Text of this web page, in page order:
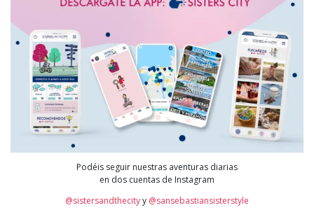
Podéis seguir nuestras aventuras diarias
en dos cuentas de Instagram
@sistersandthecityy @sansebastiansisterstyle